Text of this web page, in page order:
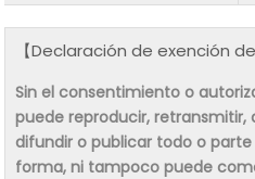
【Declaración de exención
Sin el consentimiento o
puede reproducir, retransmitir,
difundir o publicar todo o
forma, ni tampoco puede